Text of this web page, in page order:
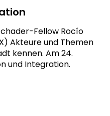
Fellow Rocío
Akteure und Themen
kennen. Am 24.
und Integration.